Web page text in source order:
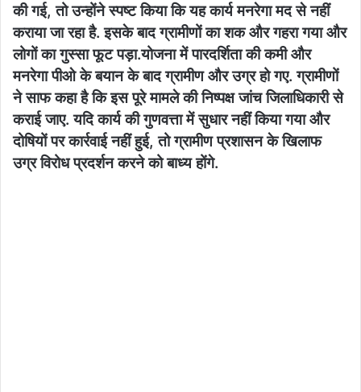
की गई, तो उन्होंने स्पष्ट किया कि यह कार्य मनरेगा मद से नहीं
कराया जा रहा है. इसके बाद ग्रामीणों का शक और गहरा गया और
लोगों का गुस्सा फूट पड़ा.​योजना में पारदर्शिता की कमी और
मनरेगा पीओ के बयान के बाद ग्रामीण और उग्र हो गए. ग्रामीणों
ने साफ कहा है कि इस पूरे मामले की निष्पक्ष जांच जिलाधिकारी से
कराई जाए. यदि कार्य की गुणवत्ता में सुधार नहीं किया गया और
दोषियों पर कार्रवाई नहीं हुई, तो ग्रामीण प्रशासन के खिलाफ
उग्र विरोध प्रदर्शन करने को बाध्य होंगे.